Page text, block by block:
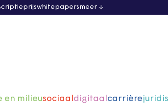
whitepapersmeer
en milieusociaaldigitaalcarrière